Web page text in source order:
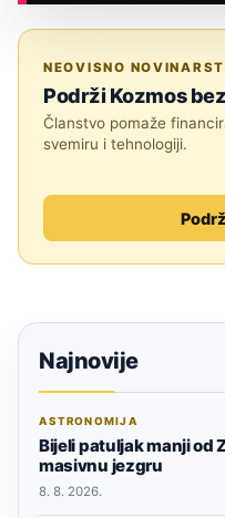
NEOVISNO
Podrži Kozmos
Članstvo pomaže
svemiru i tehnologiji.
Najnovije
ASTRONOMIJA
Bijeli patuljak manji od
masivnu jezgru
8. 8. 2026.